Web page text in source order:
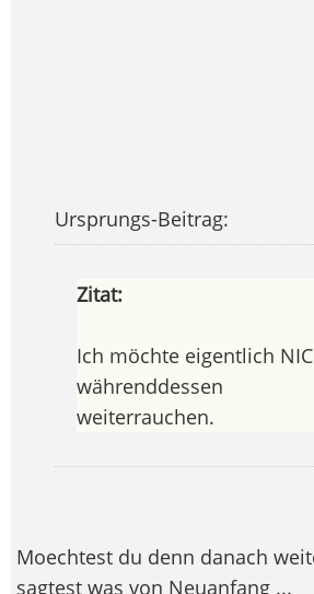
Ursprungs-Beitrag:
Zitat:
Ich möchte eigentlich
währenddessen
weiterrauchen.
Moechtest du denn danach
sagtest was von Neuanfang ...